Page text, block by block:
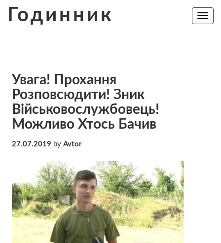
Годинник
Toggle
Увага! Прохання
Розповсюдити! Зник
Військовослужбовець!
Можливо Хтось Бачив
27.07.2019 by Avtor